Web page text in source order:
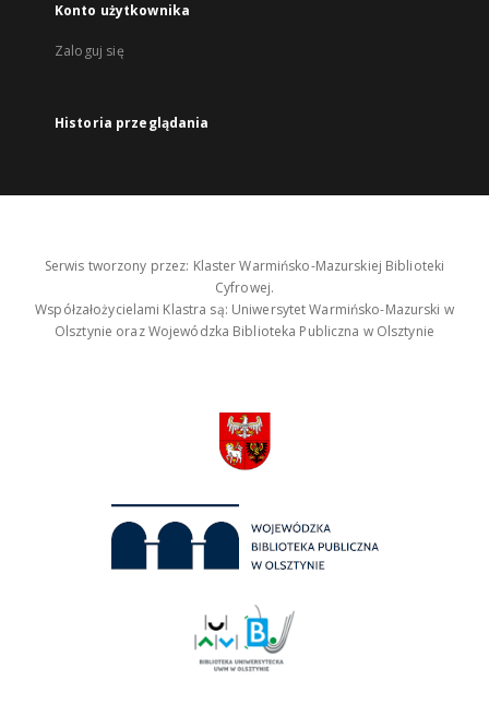
Konto użytkownika
Zaloguj się
Historia przeglądania
Serwis tworzony przez: Klaster Warmińsko-Mazurskiej Biblioteki
Cyfrowej.
Współzałożycielami Klastra są: Uniwersytet Warmińsko-Mazurski w
Olsztynie oraz Wojewódzka Biblioteka Publiczna w Olsztynie